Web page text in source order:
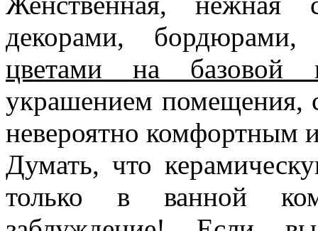
декорами, бордюрами,
цветами на базовой
украшением помещения,
невероятно комфортным
Думать, что
только в ванной